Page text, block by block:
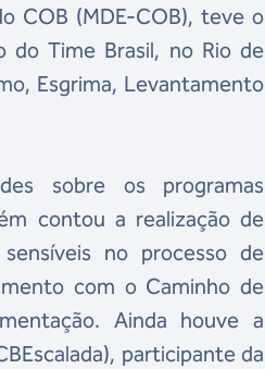
COB (MDE-COB), teve o
do Time Brasil, no Rio de
Esgrima, Levantamento
sobre os programas
contou a realização de
no processo de
com o Caminho de
Ainda houve a
participante da